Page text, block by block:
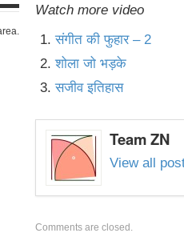
Watch more video
संगीत की फुहार – 2
शोला जो भड़के
सजीव इतिहास
Team ZN
View all
Comments are closed.